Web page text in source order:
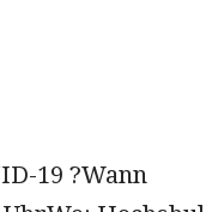
19 ?Wann